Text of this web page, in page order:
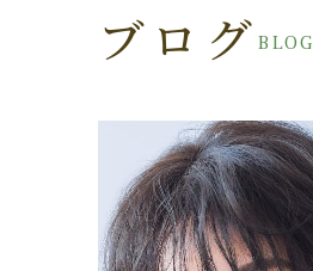
BLOG
ブログ